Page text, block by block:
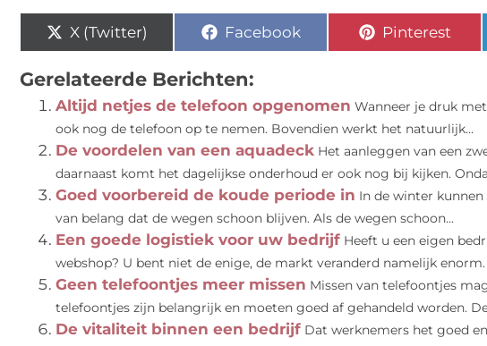
X (Twitter) Facebook Pinterest
Gerelateerde Berichten:
Altijd netjes de telefoon opgenomen Wanneer je druk
ook nog de telefoon op te nemen. Bovendien werkt het natuurlijk...
De voordelen van een aquadeck Het aanleggen van een
daarnaast komt het dagelijkse onderhoud er ook nog bij kijken.
Goed voorbereid de koude periode in In de winter
van belang dat de wegen schoon blijven. Als de wegen schoon...
Een goede logistiek voor uw bedrijf Heeft u een eigen
webshop? U bent niet de enige, de markt veranderd namelijk enorm.
Geen telefoontjes meer missen Missen van telefoontjes
telefoontjes zijn belangrijk en moeten goed af gehandeld worden.
De vitaliteit binnen een bedrijf Dat werknemers het goed